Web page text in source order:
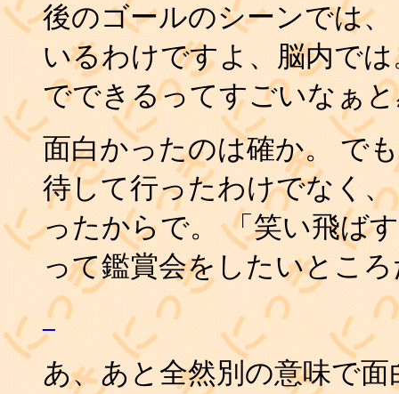
後のゴールのシーンでは
いるわけですよ、脳内で
でできるってすごいなぁ
面白かったのは確か。 で
待して行ったわけでなく
ったからで。 「笑い飛ば
って鑑賞会をしたいとこ
_
あ、あと全然別の意味で